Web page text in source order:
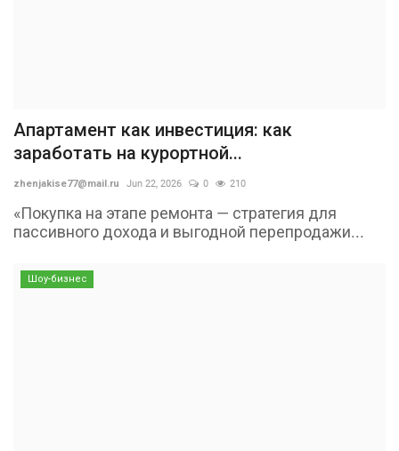
Апартамент как инвестиция: как
заработать на курортной...
zhenjakise77@mail.ru Jun 22, 2026 0 210
«Покупка на этапе ремонта — стратегия для
пассивного дохода и выгодной перепродажи...
Шоу-бизнес